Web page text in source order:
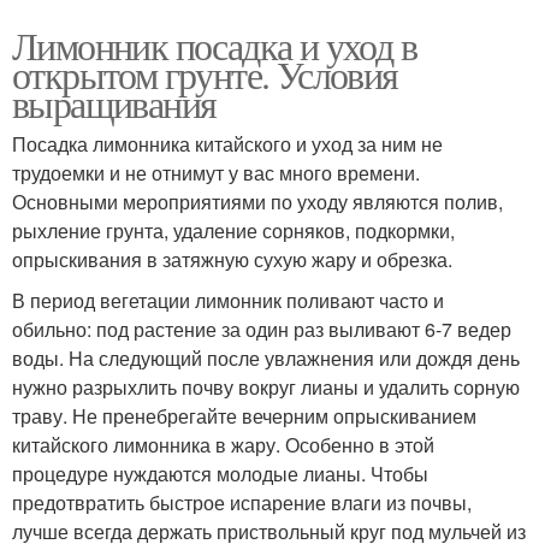
Лимонник посадка и уход в
открытом грунте. Условия
выращивания
Посадка лимонника китайского и уход за ним не
трудоемки и не отнимут у вас много времени.
Основными мероприятиями по уходу являются полив,
рыхление грунта, удаление сорняков, подкормки,
опрыскивания в затяжную сухую жару и обрезка.
В период вегетации лимонник поливают часто и
обильно: под растение за один раз выливают 6-7 ведер
воды. На следующий после увлажнения или дождя день
нужно разрыхлить почву вокруг лианы и удалить сорную
траву. Не пренебрегайте вечерним опрыскиванием
китайского лимонника в жару. Особенно в этой
процедуре нуждаются молодые лианы. Чтобы
предотвратить быстрое испарение влаги из почвы,
лучше всегда держать приствольный круг под мульчей из